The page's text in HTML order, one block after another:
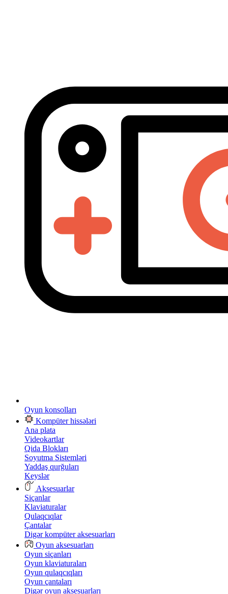
Oyun konsolları
Kompüter hissələri
Ana plata
Videokartlar
Qida Blokları
Soyutma Sistemləri
Yaddaş qurğuları
Keyslər
Aksesuarlar
Siçanlar
Klaviaturalar
Qulaqcıqlar
Çantalar
Digər kompüter aksesuarları
Oyun aksesuarları
Oyun siçanları
Oyun klaviaturaları
Oyun qulaqcıqları
Oyun çantaları
Digər oyun aksesuarları